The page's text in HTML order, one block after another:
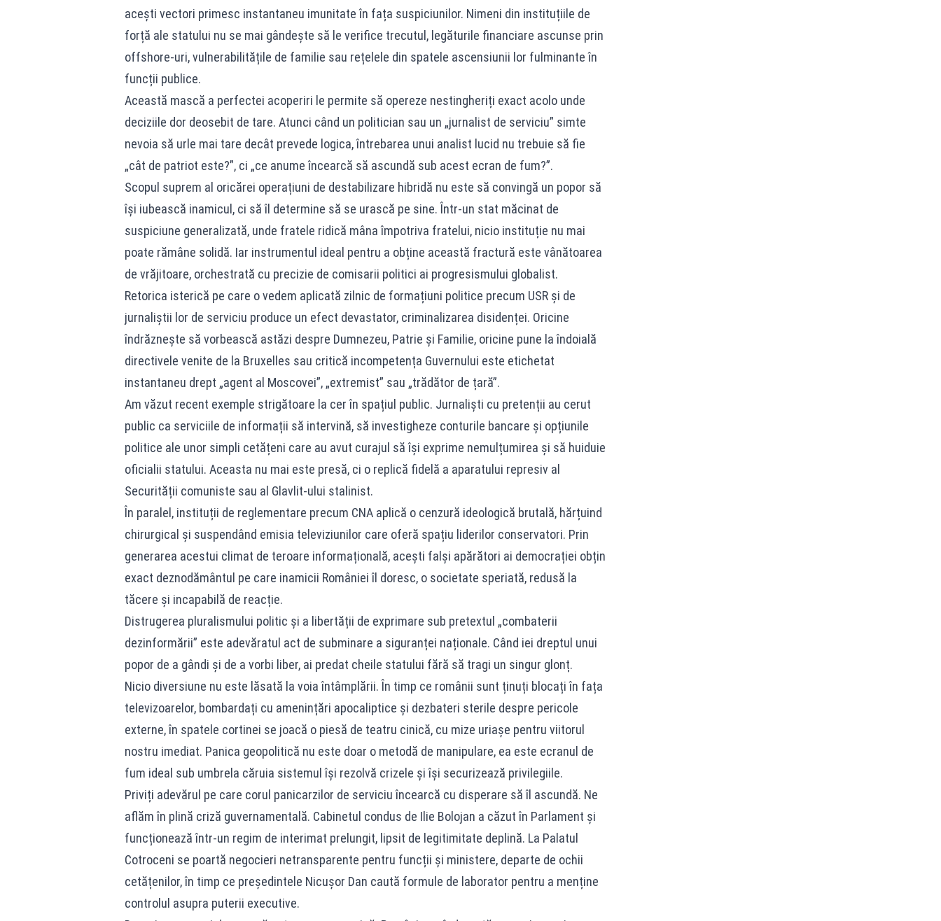
acești vectori primesc instantaneu imunitate în fața suspiciunilor. Nimeni din instituțiile de
forță ale statului nu se mai gândește să le verifice trecutul, legăturile financiare ascunse prin
offshore-uri, vulnerabilitățile de familie sau rețelele din spatele ascensiunii lor fulminante în
funcții publice.
Această mască a perfectei acoperiri le permite să opereze nestingheriți exact acolo unde
deciziile dor deosebit de tare. Atunci când un politician sau un „jurnalist de serviciu” simte
nevoia să urle mai tare decât prevede logica, întrebarea unui analist lucid nu trebuie să fie
„cât de patriot este?”, ci „ce anume încearcă să ascundă sub acest ecran de fum?”.
Scopul suprem al oricărei operațiuni de destabilizare hibridă nu este să convingă un popor să
își iubească inamicul, ci să îl determine să se urască pe sine. Într-un stat măcinat de
suspiciune generalizată, unde fratele ridică mâna împotriva fratelui, nicio instituție nu mai
poate rămâne solidă. Iar instrumentul ideal pentru a obține această fractură este vânătoarea
de vrăjitoare, orchestrată cu precizie de comisarii politici ai progresismului globalist.
Retorica isterică pe care o vedem aplicată zilnic de formațiuni politice precum USR și de
jurnaliștii lor de serviciu produce un efect devastator, criminalizarea disidenței. Oricine
îndrăznește să vorbească astăzi despre Dumnezeu, Patrie și Familie, oricine pune la îndoială
directivele venite de la Bruxelles sau critică incompetența Guvernului este etichetat
instantaneu drept „agent al Moscovei”, „extremist” sau „trădător de țară”.
Am văzut recent exemple strigătoare la cer în spațiul public. Jurnaliști cu pretenții au cerut
public ca serviciile de informații să intervină, să investigheze conturile bancare și opțiunile
politice ale unor simpli cetățeni care au avut curajul să își exprime nemulțumirea și să huiduie
oficialii statului. Aceasta nu mai este presă, ci o replică fidelă a aparatului represiv al
Securității comuniste sau al Glavlit-ului stalinist.
În paralel, instituții de reglementare precum CNA aplică o cenzură ideologică brutală, hărțuind
chirurgical și suspendând emisia televiziunilor care oferă spațiu liderilor conservatori. Prin
generarea acestui climat de teroare informațională, acești falși apărători ai democrației obțin
exact deznodământul pe care inamicii României îl doresc, o societate speriată, redusă la
tăcere și incapabilă de reacție.
Distrugerea pluralismului politic și a libertății de exprimare sub pretextul „combaterii
dezinformării” este adevăratul act de subminare a siguranței naționale. Când iei dreptul unui
popor de a gândi și de a vorbi liber, ai predat cheile statului fără să tragi un singur glonț.
Nicio diversiune nu este lăsată la voia întâmplării. În timp ce românii sunt ținuți blocați în fața
televizoarelor, bombardați cu amenințări apocaliptice și dezbateri sterile despre pericole
externe, în spatele cortinei se joacă o piesă de teatru cinică, cu mize uriașe pentru viitorul
nostru imediat. Panica geopolitică nu este doar o metodă de manipulare, ea este ecranul de
fum ideal sub umbrela căruia sistemul își rezolvă crizele și își securizează privilegiile.
Priviți adevărul pe care corul panicarzilor de serviciu încearcă cu disperare să îl ascundă. Ne
aflăm în plină criză guvernamentală. Cabinetul condus de Ilie Bolojan a căzut în Parlament și
funcționează într-un regim de interimat prelungit, lipsit de legitimitate deplină. La Palatul
Cotroceni se poartă negocieri netransparente pentru funcții și ministere, departe de ochii
cetățenilor, în timp ce președintele Nicușor Dan caută formule de laborator pentru a menține
controlul asupra puterii executive.